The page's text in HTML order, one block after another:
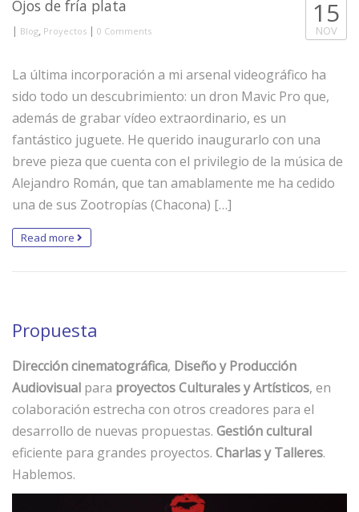
Ojos de fría plata
| Blog, Proyectos | 0 Comments
15
NOV
La última incorporación a mi arsenal videográfico ha
sido todo un descubrimiento: un dron Mavic Pro que,
además de grabar vídeo extraordinario, es un
fantástico juguete. He querido inaugurarlo con una
breve pieza que cuenta con el privilegio de la música de
Alejandro Román, que tan amablamente me ha cedido
una de sus Zootropías (Chacona) […]
Read more
Propuesta
Dirección cinematográfica, Diseño y Producción
Audiovisual para proyectos Culturales y Artísticos, en
colaboración estrecha con otros creadores para el
desarrollo de nuevas propuestas. Gestión cultural
eficiente para grandes proyectos. Charlas y Talleres.
Hablemos.